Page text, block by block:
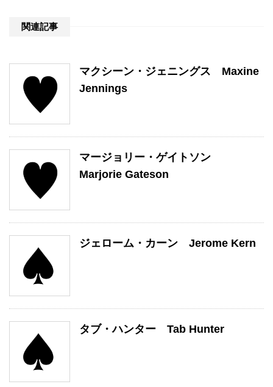
関連記事
マクシーン・ジェニングス Maxine
Jennings
マージョリー・ゲイトソン
Marjorie Gateson
ジェローム・カーン Jerome Kern
タブ・ハンター Tab Hunter